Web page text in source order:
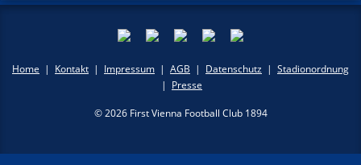
Home | Kontakt | Impressum | AGB | Datenschutz | Stadionordnung
| Presse
© 2026 First Vienna Football Club 1894